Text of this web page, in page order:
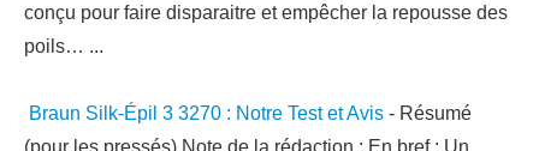
conçu pour faire disparaitre et empêcher la repousse des
poils… ...
Braun Silk-Épil 3 3270 : Notre Test et Avis - Résumé
(pour les pressés) Note de la rédaction : En bref : Un